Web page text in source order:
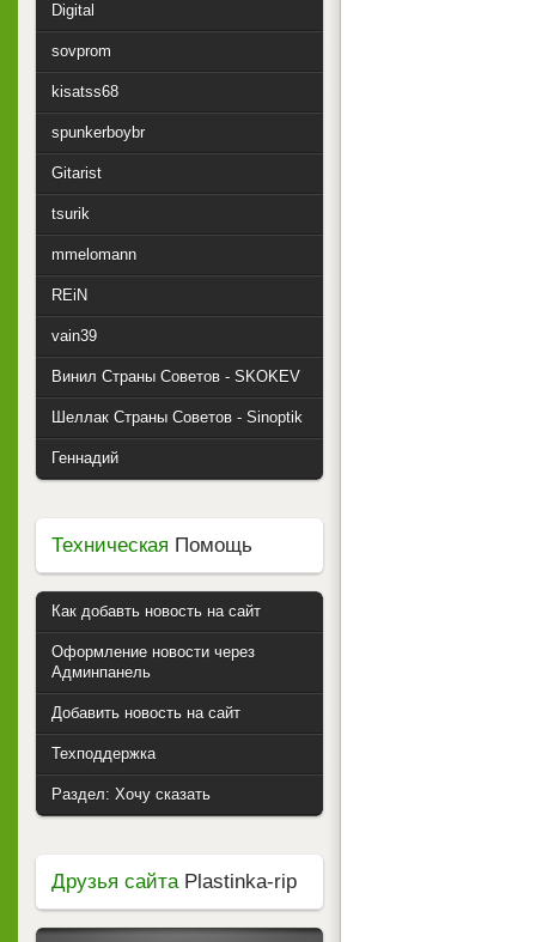
Digital
sovprom
kisatss68
spunkerboybr
Gitarist
tsurik
mmelomann
REiN
vain39
Винил Страны Советов - SKOKEV
Шеллак Страны Советов - Sinoptik
Геннадий
Техническая Помощь
Как добавть новость на сайт
Оформление новости через
Админпанель
Добавить новость на сайт
Техподдержка
Раздел: Хочу сказать
Друзья сайтаPlastinka-rip